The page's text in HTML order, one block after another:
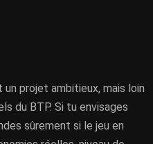
projet ambitieux, mais loin
du BTP. Si tu envisages
sûrement si le jeu en